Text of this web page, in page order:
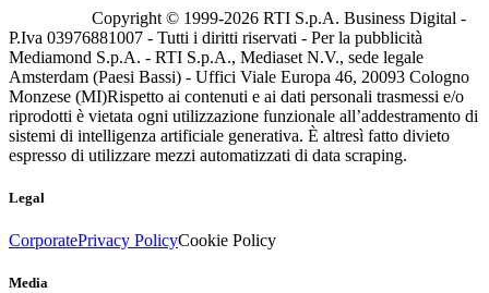
Copyright © 1999-2026 RTI S.p.A. Business Digital -
P.Iva 03976881007 - Tutti i diritti riservati - Per la pubblicità
Mediamond S.p.A. - RTI S.p.A., Mediaset N.V., sede legale
Amsterdam (Paesi Bassi) - Uffici Viale Europa 46, 20093 Cologno
Monzese (MI)Rispetto ai contenuti e ai dati personali trasmessi e/o
riprodotti è vietata ogni utilizzazione funzionale all’addestramento di
sistemi di intelligenza artificiale generativa. È altresì fatto divieto
espresso di utilizzare mezzi automatizzati di data scraping.
Legal
CorporatePrivacy PolicyCookie Policy
Media